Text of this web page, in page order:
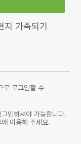
지 가족되기
로 로그인할 수
인하셔야 가능합니다.
이용해 주세요.